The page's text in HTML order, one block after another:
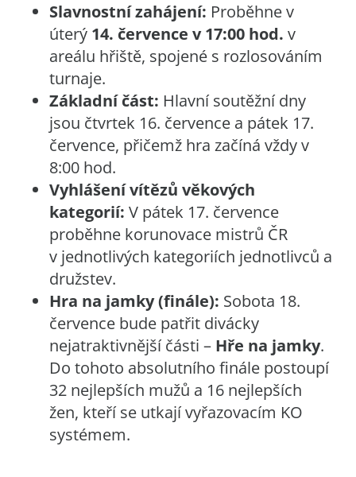
Slavnostní zahájení: Proběhne v
úterý 14. července v 17:00 hod. v
areálu hřiště, spojené s rozlosováním
turnaje.
Základní část: Hlavní soutěžní dny
jsou čtvrtek 16. července a pátek 17.
července, přičemž hra začíná vždy v
8:00 hod.
Vyhlášení vítězů věkových
kategorií: V pátek 17. července
proběhne korunovace mistrů ČR
v jednotlivých kategoriích jednotlivců a
družstev.
Hra na jamky (finále): Sobota 18.
července bude patřit divácky
nejatraktivnější části – Hře na jamky.
Do tohoto absolutního finále postoupí
32 nejlepších mužů a 16 nejlepších
žen, kteří se utkají vyřazovacím KO
systémem.